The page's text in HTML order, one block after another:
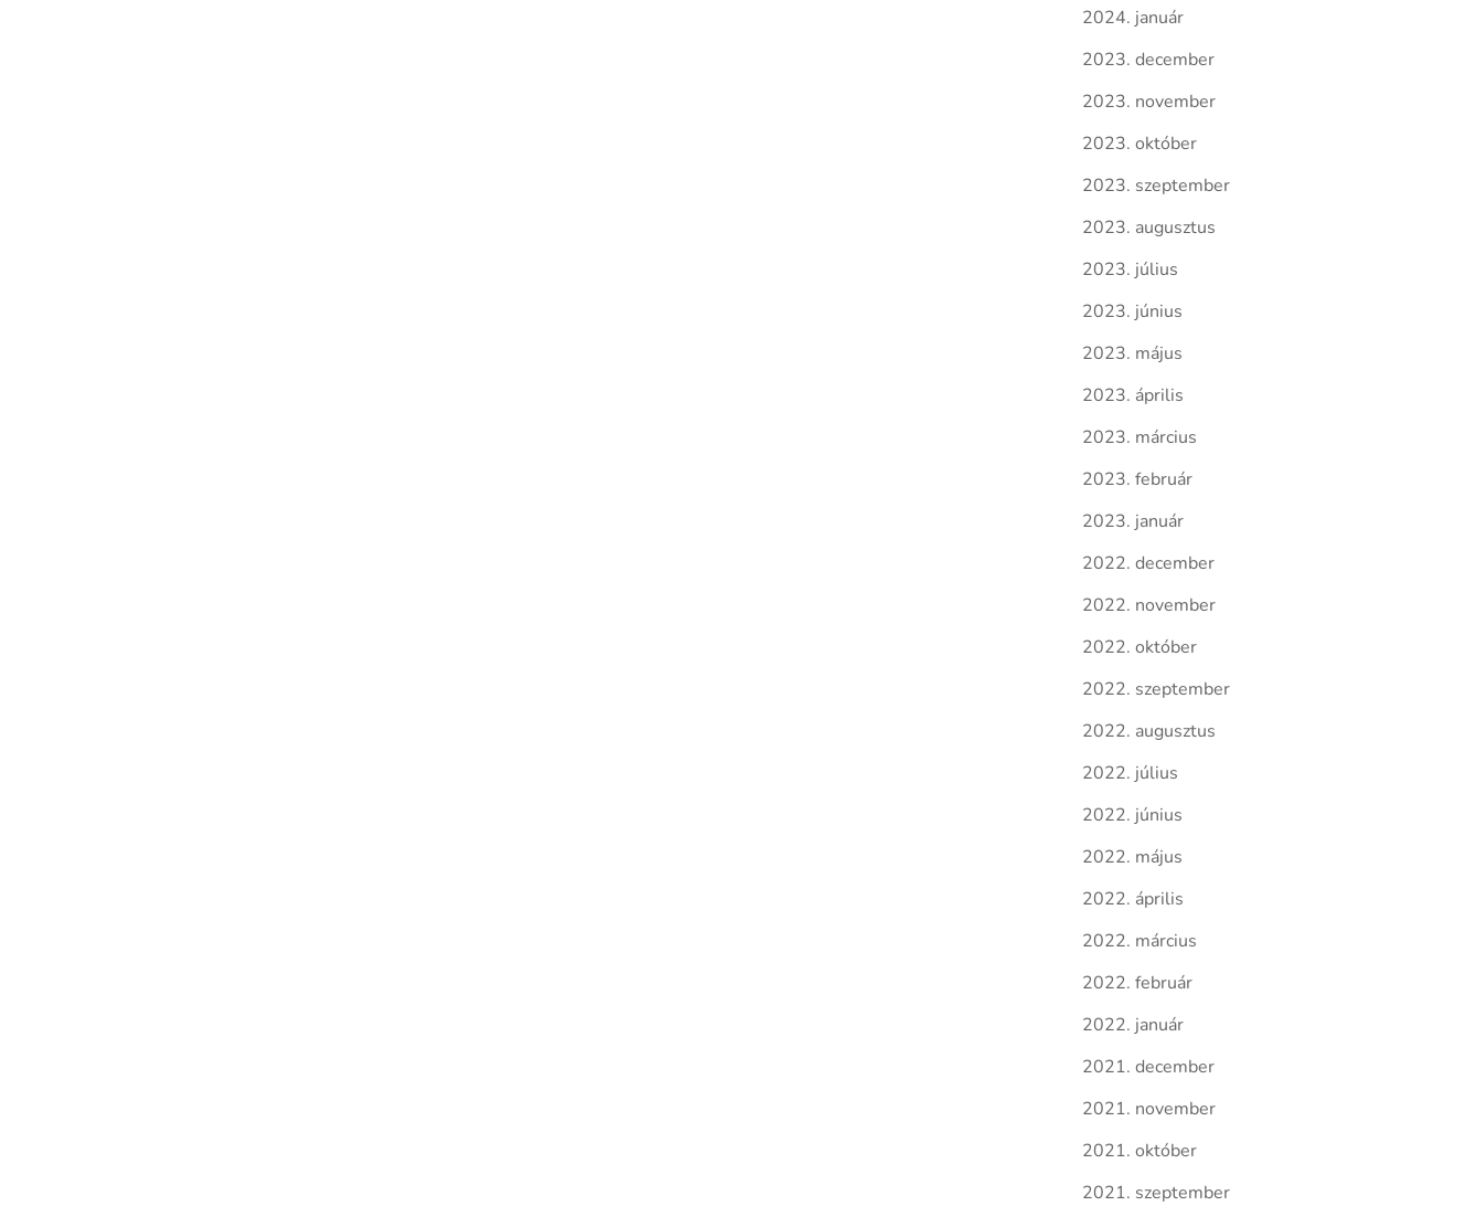
2024. január
2023. december
2023. november
2023. október
2023. szeptember
2023. augusztus
2023. július
2023. június
2023. május
2023. április
2023. március
2023. február
2023. január
2022. december
2022. november
2022. október
2022. szeptember
2022. augusztus
2022. július
2022. június
2022. május
2022. április
2022. március
2022. február
2022. január
2021. december
2021. november
2021. október
2021. szeptember